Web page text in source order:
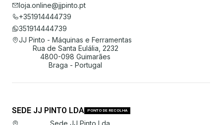
loja.online@jjpinto.pt
+351914444739
351914444739
JJ Pinto - Máquinas e Ferramentas
Rua de Santa Eulália, 2232
4800-098 Guimarães
Braga - Portugal
SEDE JJ PINTO LDA PONTO DE RECOLHA